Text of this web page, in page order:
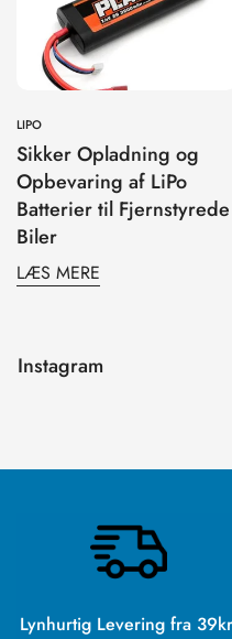
LIPO
Sikker Opladning og
Opbevaring af LiPo
Batterier til Fjernstyrede
Biler
LÆS MERE
Instagram
Lynhurtig Levering fra